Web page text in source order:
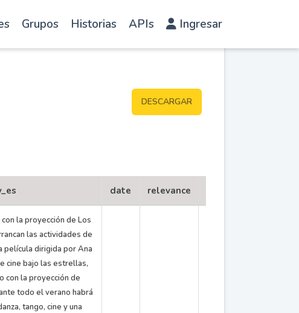
Grupos Historias APIs Ingresar
DESCARGAR
date relevance
la proyección de Los
las actividades de
película dirigida por Ana
cine bajo las estrellas,
con la proyección de
todo el verano habrá
tango, cine y una